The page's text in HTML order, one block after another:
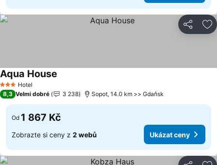
Sdílet
3 Počet hvězdiček
Hotel
Aqua House
8,3 Velmi dobré 3 238 Sopot, 14.0 km >> Gdaňsk
Od 1 867 Kč
Zobrazte si ceny z 2 webů Ukázat ceny